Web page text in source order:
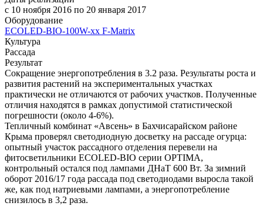
с 10 ноября 2016 по 20 января 2017
Оборудование
ECOLED-BIO-100W-xx F-Matrix
Культура
Рассада
Результат
Сокращение энергопотребления в 3.2 раза. Результаты роста и
развития растений на экспериментальных участках
практически не отличаются от рабочих участков. Полученные
отличия находятся в рамках допустимой статистической
погрешности (около 4-6%).
Тепличный комбинат «Авсень» в Бахчисарайском районе
Крыма проверял светодиодную досветку на рассаде огурца:
опытный участок рассадного отделения перевели на
фитосветильники ECOLED-BIO серии OPTIMA,
контрольный остался под лампами ДНаТ 600 Вт. За зимний
оборот 2016/17 года рассада под светодиодами выросла такой
же, как под натриевыми лампами, а энергопотребление
снизилось в 3,2 раза.